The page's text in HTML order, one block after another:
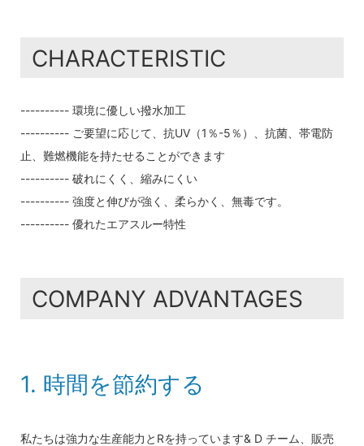
CHARACTERISTIC
---------- 環境に優しい撥水加工
---------- ご要望に応じて、抗UV（1％-5％）、抗菌、帯電防
止、難燃機能を持たせることができます
---------- 破れにくく、縮みにくい
---------- 強度と伸びが強く、柔らかく、無毒です。
---------- 優れたエアスルー特性
COMPANY ADVANTAGES
1. 時間を節約する
私たちは強力な生産能力とRを持っています& D チーム、販売